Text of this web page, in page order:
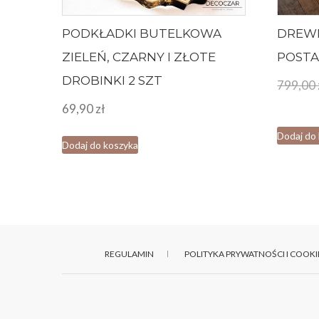
PODKŁADKI BUTELKOWA
ZIELEŃ, CZARNY I ZŁOTE
DROBINKI 2 SZT
69,90zł
Dodaj do koszyka
799,00
Dodaj do
REGULAMIN POLITYKA PRYWATNOŚCI I